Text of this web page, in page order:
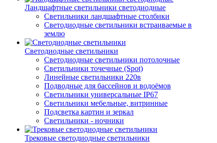
Ландшафтные светильники светодиодные
Светильники ландшафтные столбики
Светодиодные светильники встраиваемые в
землю
Светодиодные светильники
Светодиодные светильники потолочные
Светильники точечные (Spot)
Линейные светильники 220в
Подводные для бассейнов и водоёмов
Светильники универсальные IP67
Светильники мебельные, витринные
Подсветка картин и зеркал
Светильники - ночники
Трековые светодиодные светильники